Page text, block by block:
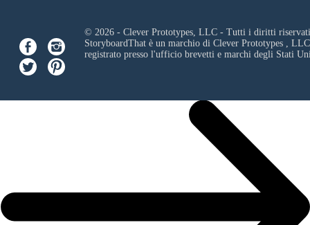
© 2026 - Clever Prototypes, LLC - Tutti i diritti
StoryboardThat è un marchio di Clever Prototypes , LLC
registrato presso l'ufficio brevetti e marchi degli Stati